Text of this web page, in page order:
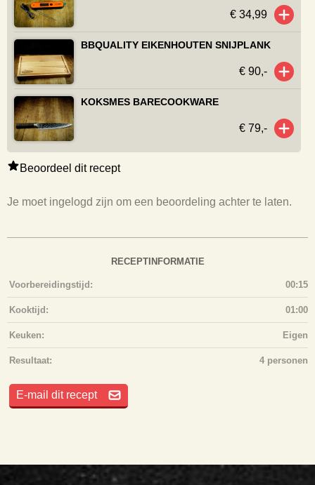
Beoordeel dit recept
Je moet ingelogd zijn om een beoordeling achter te laten.
RECEPTINFORMATIE
Voorbereidingstijd: 00:15
Kooktijd: 01:00
Keuken: Eigen
Resultaat: 4 personen
E-mail dit recept
€ 34,99
BBQUALITY EIKENHOUTEN SNIJPLANK
€ 90,-
KOKSMES BARECOOKWARE
€ 79,-